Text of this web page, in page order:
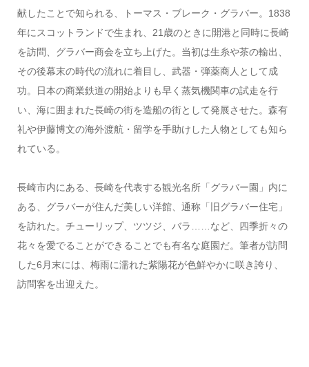
献したことで知られる、トーマス・ブレーク・グラバー。1838
年にスコットランドで生まれ、21歳のときに開港と同時に長崎
を訪問、グラバー商会を立ち上げた。当初は生糸や茶の輸出、
その後幕末の時代の流れに着目し、武器・弾薬商人として成
功。日本の商業鉄道の開始よりも早く蒸気機関車の試走を行
い、海に囲まれた長崎の街を造船の街として発展させた。森有
礼や伊藤博文の海外渡航・留学を手助けした人物としても知ら
れている。
長崎市内にある、長崎を代表する観光名所「グラバー園」内に
ある、グラバーが住んだ美しい洋館、通称「旧グラバー住宅」
を訪れた。チューリップ、ツツジ、バラ……など、四季折々の
花々を愛でることができることでも有名な庭園だ。筆者が訪問
した6月末には、梅雨に濡れた紫陽花が色鮮やかに咲き誇り、
訪問客を出迎えた。